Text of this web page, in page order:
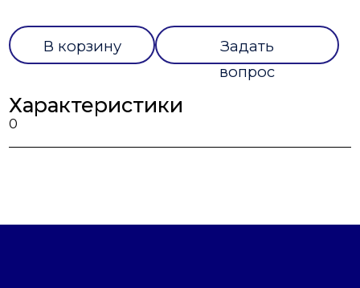
В корзину
Задать
вопрос
Характеристики
0